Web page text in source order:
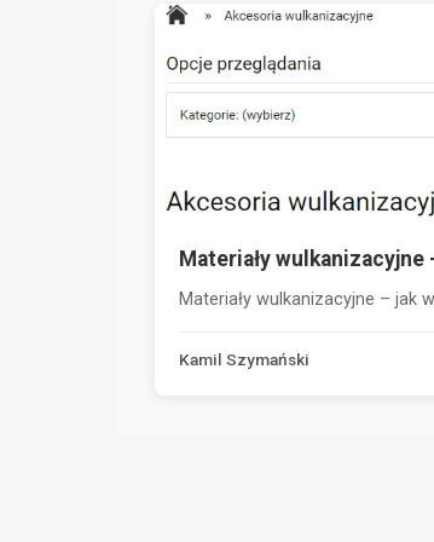
Materiały
Materiały wulkanizacyjne – jak
Kamil Szymański